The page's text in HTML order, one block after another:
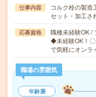
仕事内容
コルク栓の製造
セット・加工さ
応募資格
職種未経験OK /
◆未経験OK！〇
で気軽にオン
職場の雰囲気
年齢層